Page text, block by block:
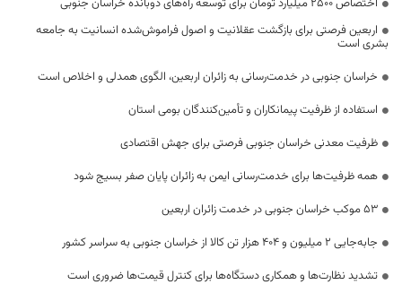
اختصاص 2500 میلیارد تومان برای توسعه راه‌های دوبانده خراسان جنوبی
اربعین فرصتی برای بازگشت عقلانیت و اصول فراموش‌شده انسانیت به جامعه
بشری است
خراسان جنوبی در خدمت‌رسانی به زائران اربعین، الگوی همدلی و اخلاص است
استفاده از ظرفیت پیمانکاران و تأمین‌کنندگان بومی استان
ظرفیت معدنی خراسان جنوبی فرصتی برای جهش اقتصادی
همه ظرفیت‌ها برای خدمت‌رسانی ایمن به زائران پایان صفر بسیج شود
53 موکب خراسان جنوبی در خدمت زائران اربعین
جابه‌جایی 2 میلیون و 404 هزار تن کالا از خراسان جنوبی به سراسر کشور
تشدید نظارت‌ها و همکاری دستگاه‌ها برای کنترل قیمت‌ها ضروری است